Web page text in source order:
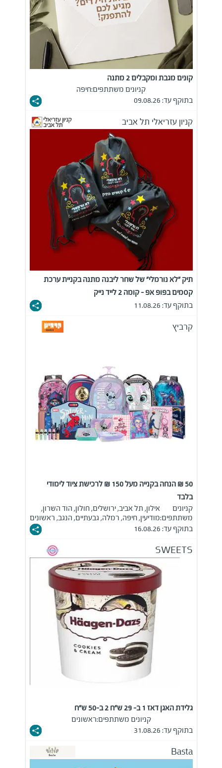
קונים מגבת ומקבלים 2 מתנה
קניונים משתתפים:חיפה
בתוקף עד: 09.08.26
קניון עזריאלי תל אביב
תיק "לא נורמלי" של שחר ליבנה מתנה בקניית ערכת
קסמים בפופ אפ - קומה 2 לייד נייק
בתוקף עד: 11.08.26
קרביץ
50 ₪ הנחה בקנייה מעל 150 ₪ לרכישת ציוד לימודי
בלבד
קניונים
משתתפים:
אילון, תל אביב, ירושלים, חולון, הוד השרון,
מודיעין, חיפה, רמלה, גבעתיים, הנגב, ראשונים
בתוקף עד: 16.08.26
SWEETS
גלידת האגן דאז 1 ב- 29 ש"ח 2 ב-50 ש"ח
קניונים משתתפים:ראשונים
בתוקף עד: 31.08.26
Basta